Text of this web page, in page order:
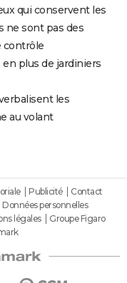
qui conservent les
ne sont pas des
contrôle
en plus de jardiniers
les
au volant
Publicité
Contact
Données personnelles
légales
Groupe Figaro